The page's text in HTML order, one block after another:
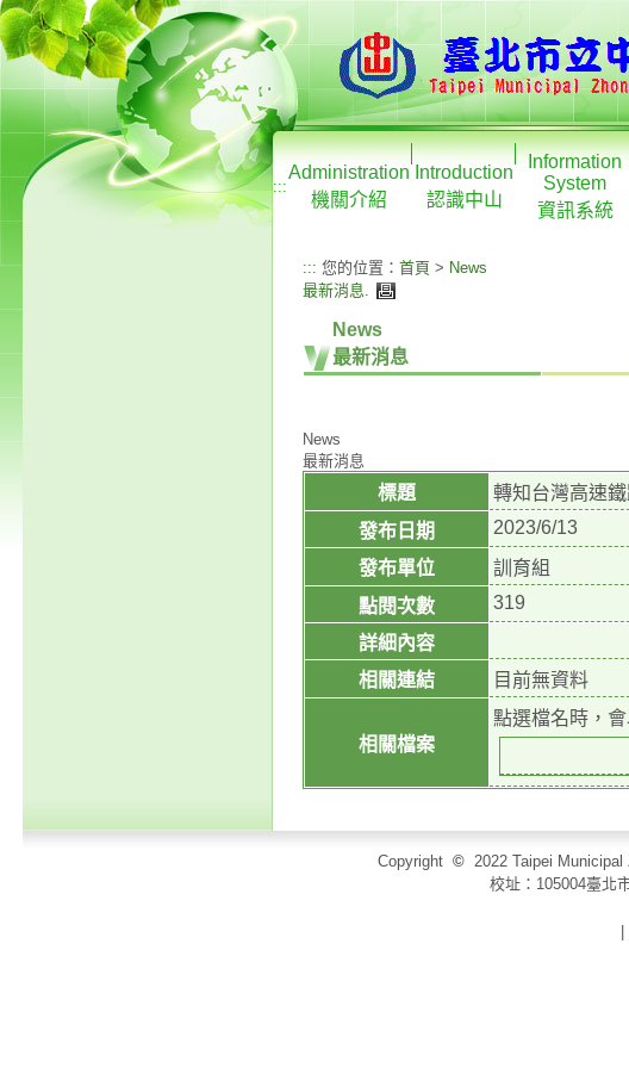
:::
Administration
機關介紹
Introduction
認識中山
Information
System
資訊系統
::: 您的位置： 首頁 > News
最新消息.
News
最新消息
News
最新消息
標題
轉知台灣高速
發布日期
2023/6/13
發布單位
訓育組
點閱次數
319
詳細內容
相關連結
目前無資料
相關檔案
點選檔名時，
Copyright © 2022 Taipei
校址：105004臺北